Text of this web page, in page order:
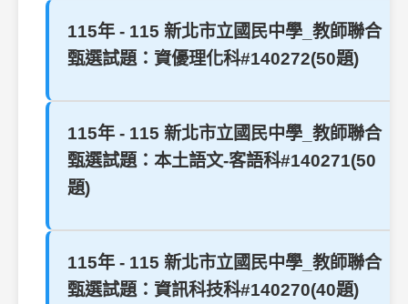
115年 - 115 新北市立國民中學_教師聯合
甄選試題：資優理化科#140272(50題)
115年 - 115 新北市立國民中學_教師聯合
甄選試題：本土語文-客語科#140271(50
題)
115年 - 115 新北市立國民中學_教師聯合
甄選試題：資訊科技科#140270(40題)